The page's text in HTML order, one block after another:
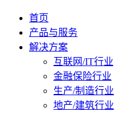
首页
产品与服务
解决方案
互联网/IT行业
金融保险行业
生产/制造行业
地产/建筑行业